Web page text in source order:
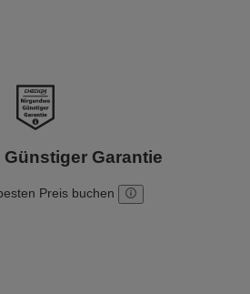
Garantie
Preis buchen